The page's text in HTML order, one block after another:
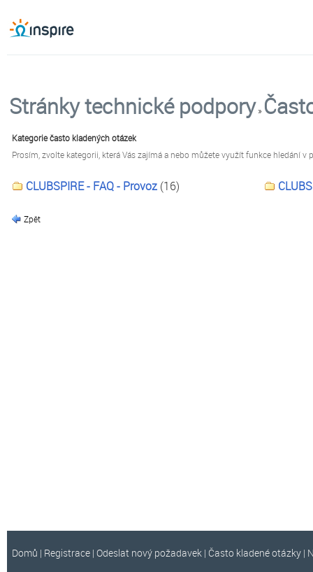
Stránky technické podpory »
Kategorie často kladených otázek
Prosím, zvolte kategorii, která Vás zajímá a nebo můžete využít funkce hledání v
CLUBSPIRE - FAQ - Provoz (16)
Zpět
Domů | Registrace | Odeslat nový požadavek | Často kladené otázky |